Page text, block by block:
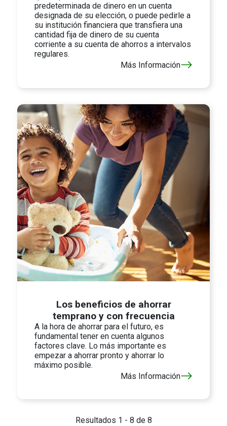
predeterminada de dinero en un cuenta
designada de su elección, o puede pedirle a
su institución financiera que transfiera una
cantidad fija de dinero de su cuenta
corriente a su cuenta de ahorros a intervalos
regulares.
Más Información
Los beneficios de ahorrar
temprano y con frecuencia
A la hora de ahorrar para el futuro, es
fundamental tener en cuenta algunos
factores clave. Lo más importante es
empezar a ahorrar pronto y ahorrar lo
máximo posible.
Más Información
Resultados 1 - 8 de 8